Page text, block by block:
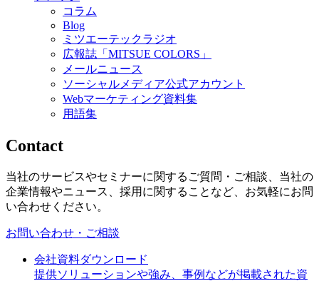
コラム
Blog
ミツエーテックラジオ
広報誌「MITSUE COLORS」
メールニュース
ソーシャルメディア公式アカウント
Webマーケティング資料集
用語集
Contact
当社のサービスやセミナーに関するご質問・ご相談、当社の
企業情報やニュース、採用に関することなど、お気軽にお問
い合わせください。
お問い合わせ・ご相談
会社資料ダウンロード
提供ソリューションや強み、事例などが掲載された資